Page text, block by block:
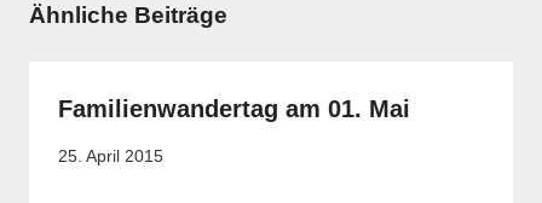
Ähnliche Beiträge
Familienwandertag am 01. Mai
25. April 2015